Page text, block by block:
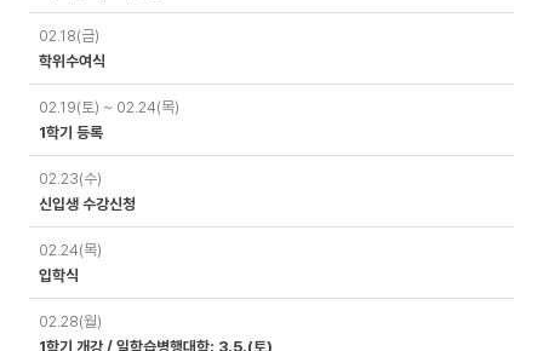
02.18(금)
학위수여식
02.19(토) ~ 02.24(목)
1학기 등록
02.23(수)
신입생 수강신청
02.24(목)
입학식
02.28(월)
1학기 개강 / 일학습병행대학: 3.5.(토)